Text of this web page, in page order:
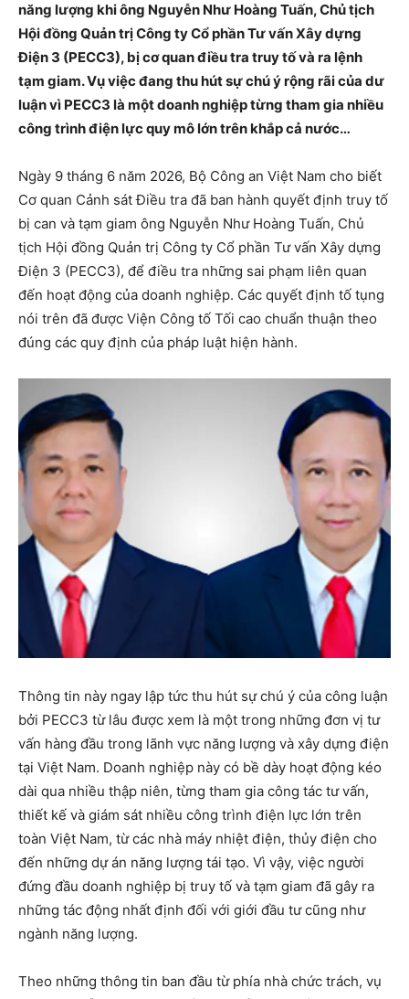
năng lượng khi ông Nguyễn Như Hoàng Tuấn, Chủ tịch
Hội đồng Quản trị Công ty Cổ phần Tư vấn Xây dựng
Điện 3 (PECC3), bị cơ quan điều tra truy tố và ra lệnh
tạm giam. Vụ việc đang thu hút sự chú ý rộng rãi của dư
luận vì PECC3 là một doanh nghiệp từng tham gia nhiều
công trình điện lực quy mô lớn trên khắp cả nước…
Ngày 9 tháng 6 năm 2026, Bộ Công an Việt Nam cho biết
Cơ quan Cảnh sát Điều tra đã ban hành quyết định truy tố
bị can và tạm giam ông Nguyễn Như Hoàng Tuấn, Chủ
tịch Hội đồng Quản trị Công ty Cổ phần Tư vấn Xây dựng
Điện 3 (PECC3), để điều tra những sai phạm liên quan
đến hoạt động của doanh nghiệp. Các quyết định tố tụng
nói trên đã được Viện Công tố Tối cao chuẩn thuận theo
đúng các quy định của pháp luật hiện hành.
Thông tin này ngay lập tức thu hút sự chú ý của công luận
bởi PECC3 từ lâu được xem là một trong những đơn vị tư
vấn hàng đầu trong lãnh vực năng lượng và xây dựng điện
tại Việt Nam. Doanh nghiệp này có bề dày hoạt động kéo
dài qua nhiều thập niên, từng tham gia công tác tư vấn,
thiết kế và giám sát nhiều công trình điện lực lớn trên
toàn Việt Nam, từ các nhà máy nhiệt điện, thủy điện cho
đến những dự án năng lượng tái tạo. Vì vậy, việc người
đứng đầu doanh nghiệp bị truy tố và tạm giam đã gây ra
những tác động nhất định đối với giới đầu tư cũng như
ngành năng lượng.
Theo những thông tin ban đầu từ phía nhà chức trách, vụ